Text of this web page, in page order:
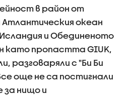
в район от
океан
и Обединеното
като пропастта GIUK,
разговаряли с "Би Би
още не са постигнали
за нищо и